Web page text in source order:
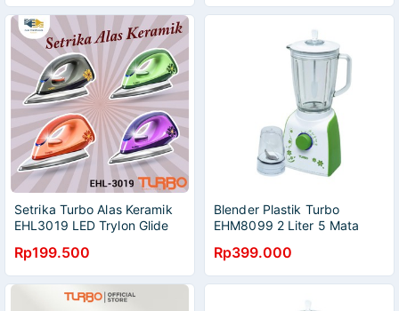
Setrika Turbo Alas Keramik
EHL3019 LED Trylon Glide
Rp199.500
Blender Plastik Turbo
EHM8099 2 Liter 5 Mata
Rp399.000